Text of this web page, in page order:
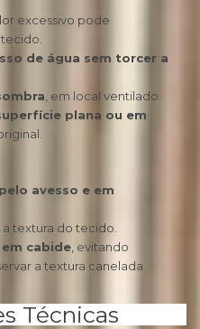
excessivo pode
de água sem torcer a
, em local ventilado.
plana ou em
pelo avesso e em
textura do tecido.
cabide , evitando
a textura canelada.
Técnicas